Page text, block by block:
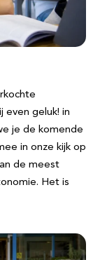
even geluk! in
je de komende
in onze kijk op
de meest
Het is